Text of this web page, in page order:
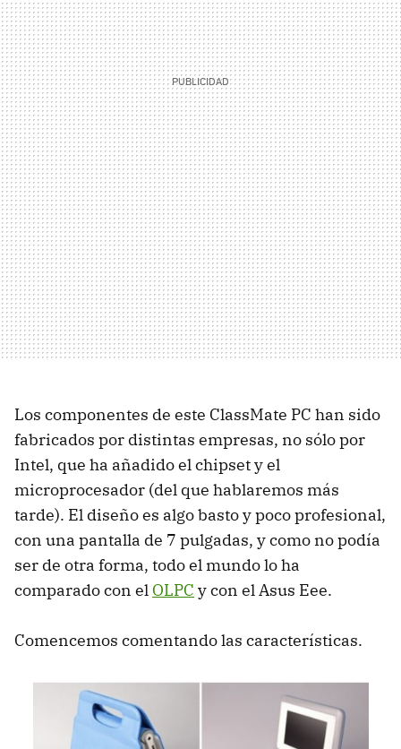
Los componentes de este ClassMate PC han sido
fabricados por distintas empresas, no sólo por
Intel, que ha añadido el chipset y el
microprocesador (del que hablaremos más
tarde). El diseño es algo basto y poco profesional,
con una pantalla de 7 pulgadas, y como no podía
ser de otra forma, todo el mundo lo ha
comparado con el OLPC y con el Asus Eee.
Comencemos comentando las características.